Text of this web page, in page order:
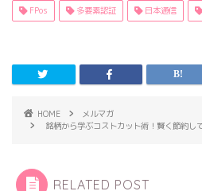
FPos 多要素認証 日本通信
HOME
メルマガ
銘柄から学ぶコストカット術！賢く節約し
RELATED POST